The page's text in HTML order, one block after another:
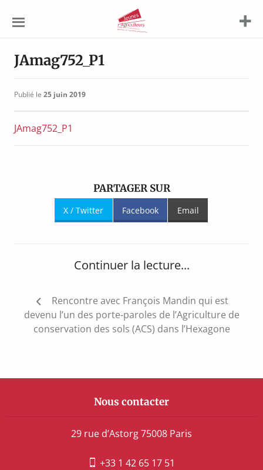
Agriculteurs
JAmag752_P1
Publié le 25 juin 2019
JAmag752_P1
PARTAGER SUR
X / Twitter Facebook Email
Continuer la lecture...
Navigation
de
l’article
Rencontre avec François Mandin qui est
devenu l’un des porte-paroles de l’Agriculture de
conservation des sols (ACS) dans l’Hexagone
Nous contacter
29 rue d’Astorg 75008 Paris
+33 1 42 65 17 51